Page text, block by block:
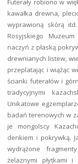
Futerały robiono w
kawałka drewna,
wyprawioną skórą
Rosyjskiego
naczyń z płaską
drewnianych listew,
przeplatając i wiążąc
ścianki futerałów i
tradycyjnymi
Unikatowe
badań terenowych w
je mongolscy
denkiem i pokrywką.
wydrążone
żelaznymi płytkami i